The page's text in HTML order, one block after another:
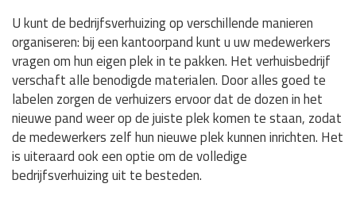
U kunt de bedrijfsverhuizing op verschillende manieren
organiseren: bij een kantoorpand kunt u uw medewerkers
vragen om hun eigen plek in te pakken. Het verhuisbedrijf
verschaft alle benodigde materialen. Door alles goed te
labelen zorgen de verhuizers ervoor dat de dozen in het
nieuwe pand weer op de juiste plek komen te staan, zodat
de medewerkers zelf hun nieuwe plek kunnen inrichten. Het
is uiteraard ook een optie om de volledige
bedrijfsverhuizing uit te besteden.